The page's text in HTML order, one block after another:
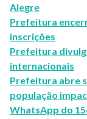
Alegre
Prefeitura
inscrições
Prefeitura
internacionais
Prefeitura abre
população
WhatsApp do